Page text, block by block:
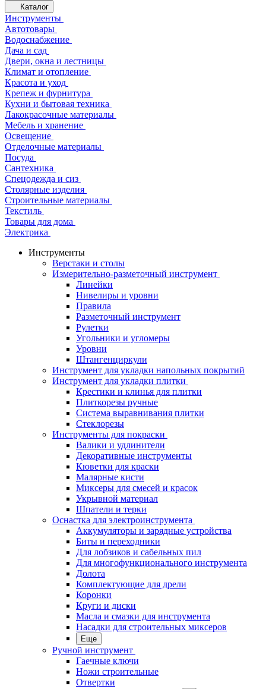
Каталог
Инструменты
Автотовары
Водоснабжение
Дача и сад
Двери, окна и лестницы
Климат и отопление
Красота и уход
Крепеж и фурнитура
Кухни и бытовая техника
Лакокрасочные материалы
Мебель и хранение
Освещение
Отделочные материалы
Посуда
Сантехника
Спецодежда и сиз
Столярные изделия
Строительные материалы
Текстиль
Товары для дома
Электрика
Инструменты
Верстаки и столы
Измерительно-разметочный инструмент
Линейки
Нивелиры и уровни
Правила
Разметочный инструмент
Рулетки
Угольники и угломеры
Уровни
Штангенциркули
Инструмент для укладки напольных покрытий
Инструмент для укладки плитки
Крестики и клинья для плитки
Плиткорезы ручные
Система выравнивания плитки
Стеклорезы
Инструменты для покраски
Валики и удлинители
Декоративные инструменты
Кюветки для краски
Малярные кисти
Миксеры для смесей и красок
Укрывной материал
Шпатели и терки
Оснастка для электроинструмента
Аккумуляторы и зарядные устройства
Биты и переходники
Для лобзиков и сабельных пил
Для многофункционального инструмента
Долота
Комплектующие для дрели
Коронки
Круги и диски
Масла и смазки для инструмента
Насадки для строительных миксеров
Еще
Ручной инструмент
Гаечные ключи
Ножи строительные
Отвертки